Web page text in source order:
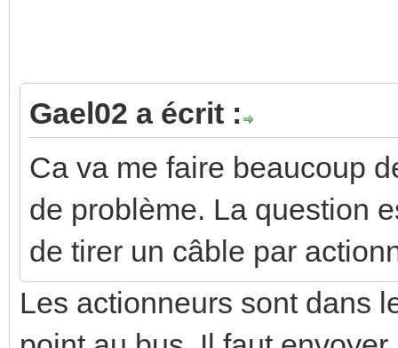
Gael02 a écrit :
Ca va me faire beaucoup
de problème. La question
de tirer un câble par
Les actionneurs sont dans